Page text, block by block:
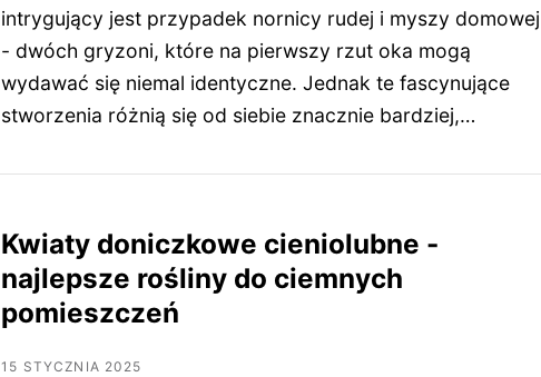
intrygujący jest przypadek nornicy rudej i myszy domowej
- dwóch gryzoni, które na pierwszy rzut oka mogą
wydawać się niemal identyczne. Jednak te fascynujące
stworzenia różnią się od siebie znacznie bardziej,…
Kwiaty doniczkowe cieniolubne -
najlepsze rośliny do ciemnych
pomieszczeń
15 STYCZNIA 2025